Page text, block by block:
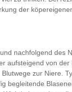
der
nachfolgend des
aufsteigend von
zur Niere.
begleitende